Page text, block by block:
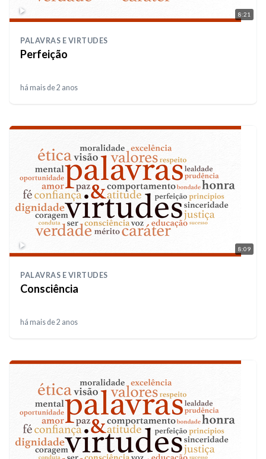
8:21
PALAVRAS E VIRTUDES
Perfeição
há mais de 2 anos
8:09
PALAVRAS E VIRTUDES
Consciência
há mais de 2 anos